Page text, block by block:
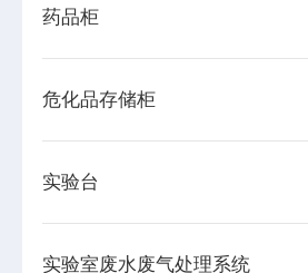
药品柜
危化品存储柜
实验台
实验室废水废气处理系统